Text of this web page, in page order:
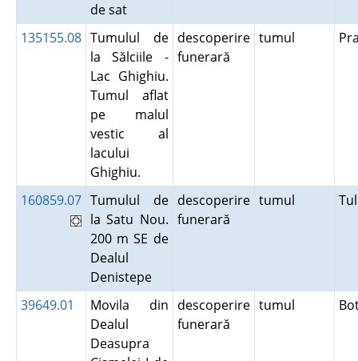
de sat
135155.08 Tumulul de
la Sălciile -
Lac Ghighiu.
Tumul aflat
pe malul
vestic al
lacului
Ghighiu.
descoperire
funerară
tumul
160859.07 Tumulul de
la Satu Nou.
200 m SE de
Dealul
Denistepe
descoperire
funerară
tumul
39649.01
Movila din
Dealul
Deasupra
descoperire
funerară
tumul